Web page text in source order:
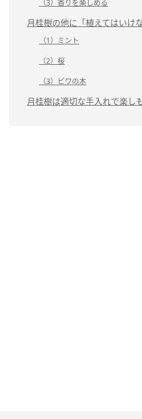
（3）香りを楽しめる
月桂樹の他に「植えてはいけ
（1）ミント
（2）桜
（3）ビワの木
月桂樹は適切な手入れで楽し